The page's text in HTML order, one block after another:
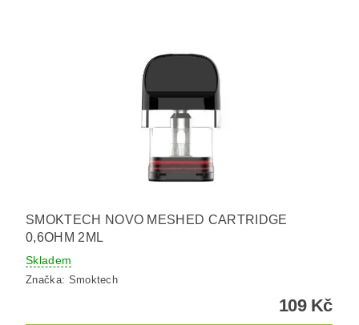
SMOKTECH NOVO MESHED CARTRIDGE
0,6OHM 2ML
Skladem
Značka: Smoktech
109 Kč